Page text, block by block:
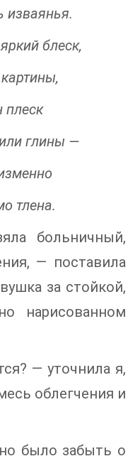
блеск,
плеск
глины —
тлена.
больничный,
— поставила
за стойкой,
нарисованном
— уточнила я,
облегчения и
было забыть о